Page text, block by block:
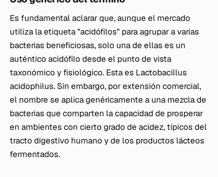
Es fundamental aclarar que, aunque el mercado
utiliza la etiqueta "acidófilos" para agrupar a varias
bacterias beneficiosas, solo una de ellas es un
auténtico acidófilo desde el punto de vista
taxonómico y fisiológico. Esta es Lactobacillus
acidophilus. Sin embargo, por extensión comercial,
el nombre se aplica genéricamente a una mezcla de
bacterias que comparten la capacidad de prosperar
en ambientes con cierto grado de acidez, típicos del
tracto digestivo humano y de los productos lácteos
fermentados.